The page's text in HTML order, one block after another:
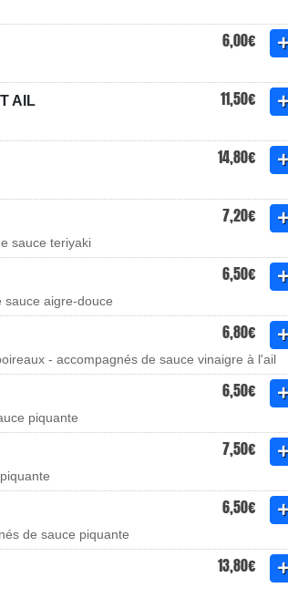
6,00€
AIL 11,50€
14,80€
7,20€
sauce teriyaki
6,50€
sauce aigre-douce
6,80€
- accompagnés de sauce vinaigre à l'ail
6,50€
piquante
7,50€
6,50€
de sauce piquante
13,80€